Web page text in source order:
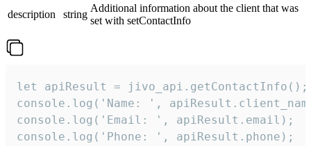
description
string
Additional information about the client that was
set with setContactInfo
let apiResult = jivo_api.getContactInfo();
console.log('Name: ',
console.log('Email: ', apiResult.email);
console.log('Phone: ', apiResult.phone);